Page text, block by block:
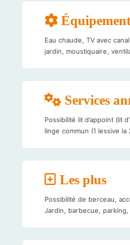
Équipement
Eau chaude, TV avec
jardin, moustiquaire,
Services
Possibilité lit d’appoint (lit
linge commun (1 lessive la
Les plus
Possibilité de berceau,
Jardin, barbecue, parking,